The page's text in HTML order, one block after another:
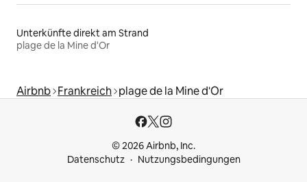
Unterkünfte direkt am Strand
plage de la Mine d'Or
Airbnb Frankreich plage de la Mine d'Or
© 2026 Airbnb, Inc.
Datenschutz
Nutzungsbedingungen